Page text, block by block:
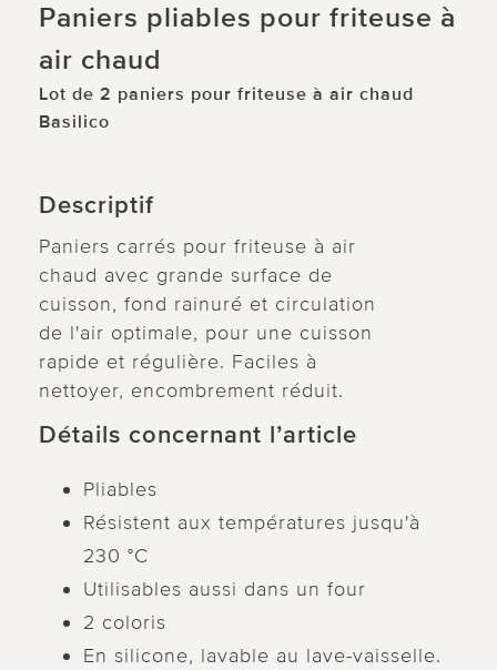
Paniers pliables pour friteuse à
air chaud
Lot de 2 paniers pour friteuse à air chaud
Basilico
Descriptif
Paniers carrés pour friteuse à air
chaud avec grande surface de
cuisson, fond rainuré et circulation
de l'air optimale, pour une cuisson
rapide et régulière. Faciles à
nettoyer, encombrement réduit.
Détails concernant l’article
Pliables
Résistent aux températures jusqu'à
230 °C
Utilisables aussi dans un four
2 coloris
En silicone, lavable au lave-vaisselle.